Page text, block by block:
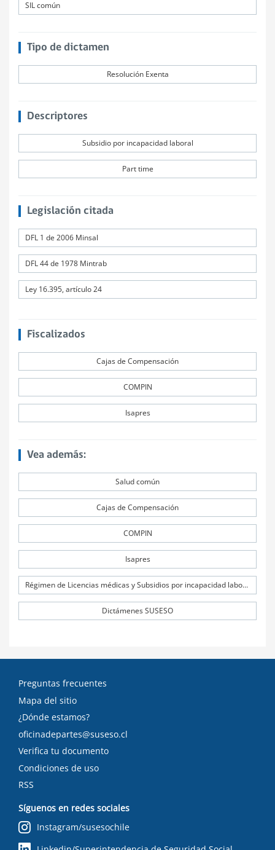
SIL común
Tipo de dictamen
Resolución Exenta
Descriptores
Subsidio por incapacidad laboral
Part time
Legislación citada
DFL 1 de 2006 Minsal
DFL 44 de 1978 Mintrab
Ley 16.395, artículo 24
Fiscalizados
Cajas de Compensación
COMPIN
Isapres
Vea además:
Salud común
Cajas de Compensación
COMPIN
Isapres
Régimen de Licencias médicas y Subsidios por incapacidad laboral (SIL)
Dictámenes SUSESO
Preguntas frecuentes
Mapa del sitio
¿Dónde estamos?
oficinadepartes@suseso.cl
Verifica tu documento
Condiciones de uso
RSS
Síguenos en redes sociales
Instagram/susesochile